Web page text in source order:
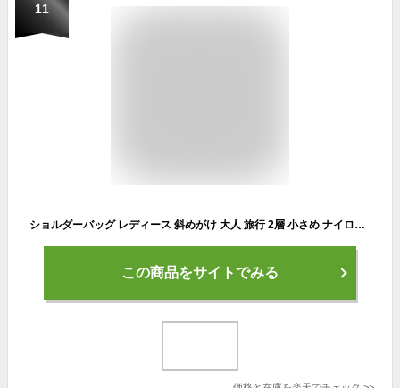
11
ショルダーバッグ レディース 斜めがけ 大人 旅行 2層 小さめ ナイロン anello アネロ おしゃれ 可愛い 韓国 軽い カジュアル 撥水 黒 ママバッグ 女子高生
この商品をサイトでみる